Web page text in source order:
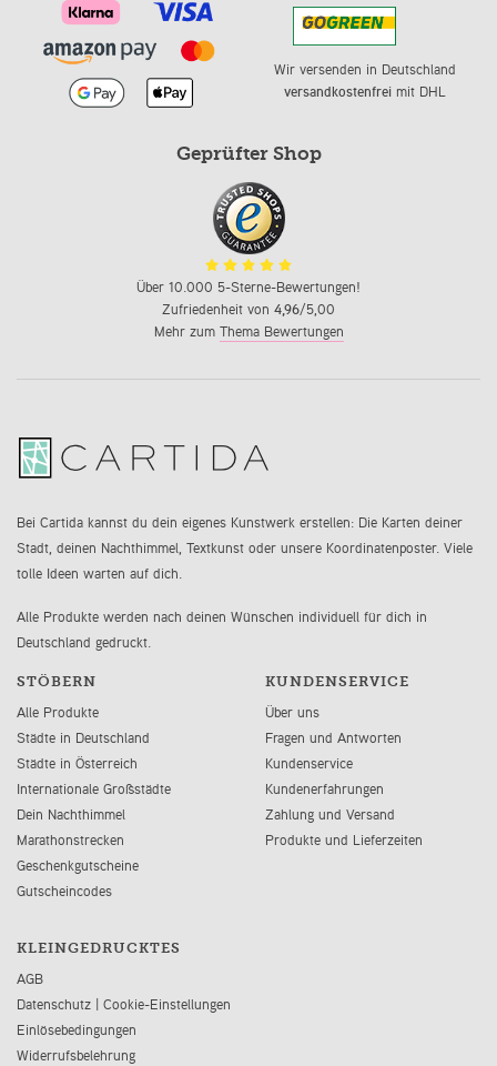
Wir versenden in Deutschland
versandkostenfreimit DHL
Geprüfter Shop
Über 10.000 5-Sterne-Bewertungen!
Zufriedenheit von 4,96/5,00
Mehr zum Thema Bewertungen
Bei Cartida kannst du dein eigenes Kunstwerk erstellen: Die Karten deiner
Stadt, deinen Nachthimmel, Textkunst oder unsere Koordinatenposter. Viele
tolle Ideen warten auf dich.
Alle Produkte werden nach deinen Wünschen individuell für dich in
Deutschland gedruckt.
STÖBERN
Alle Produkte
Städte in Deutschland
Städte in Österreich
Internationale Großstädte
Dein Nachthimmel
Marathonstrecken
Geschenkgutscheine
Gutscheincodes
KUNDENSERVICE
Über uns
Fragen und Antworten
Kundenservice
Kundenerfahrungen
Zahlung und Versand
Produkte und Lieferzeiten
KLEINGEDRUCKTES
AGB
Datenschutz | Cookie-Einstellungen
Einlösebedingungen
Widerrufsbelehrung